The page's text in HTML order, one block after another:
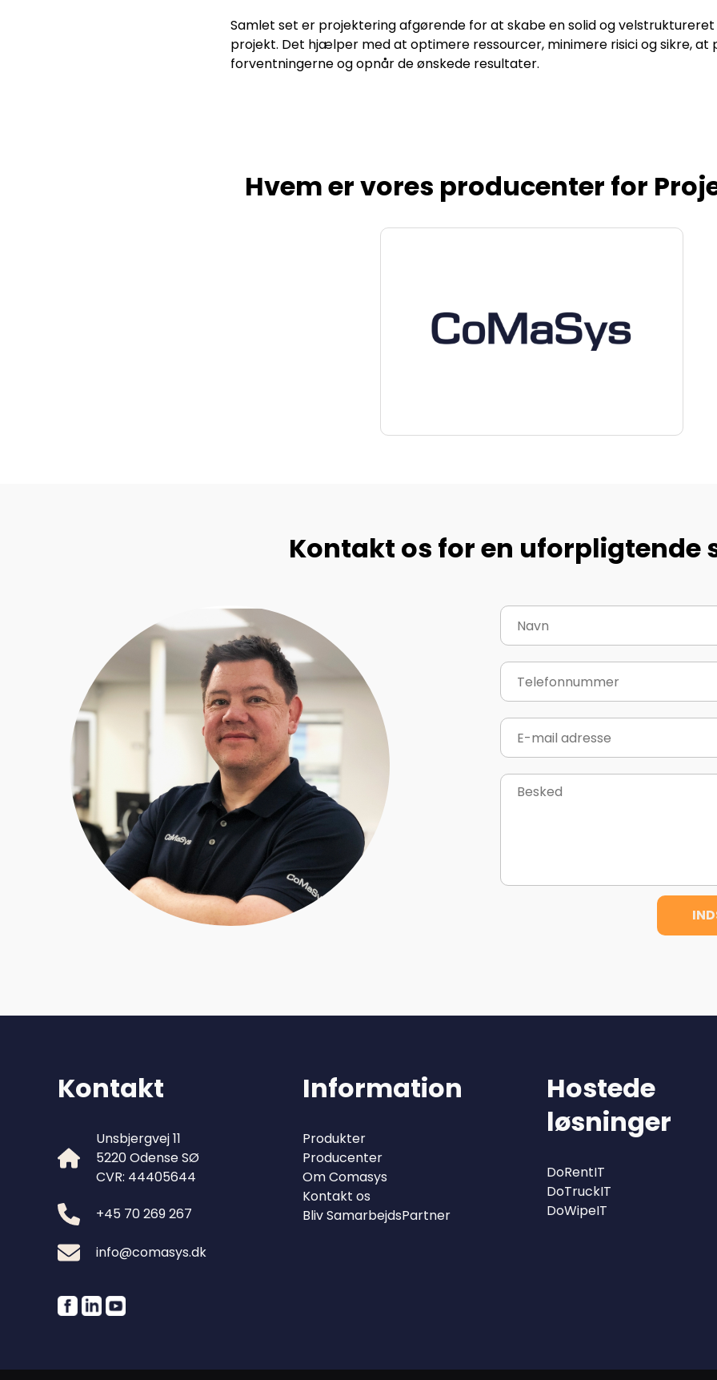
Samlet set er projektering afgørende for at skabe en solid og
projekt. Det hjælper med at optimere ressourcer, minimere risici og sikre,
forventningerne og opnår de ønskede resultater.
Hvem er vores producenter for
Kontakt os for en uforpligtende
Kontakt
Unsbjergvej 11
5220 Odense SØ
CVR: 44405644
+45 70 269 267
info@comasys.dk
Information
Produkter
Producenter
Om Comasys
Kontakt os
Bliv SamarbejdsPartner
Hostede
løsninger
DoRentIT
DoTruckIT
DoWipeIT